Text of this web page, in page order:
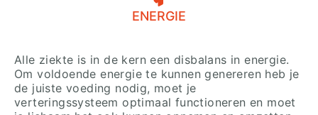
ENERGIE
Alle ziekte is in de kern een disbalans in energie.
Om voldoende energie te kunnen genereren heb je
de juiste voeding nodig, moet je
verteringssysteem optimaal functioneren en moet